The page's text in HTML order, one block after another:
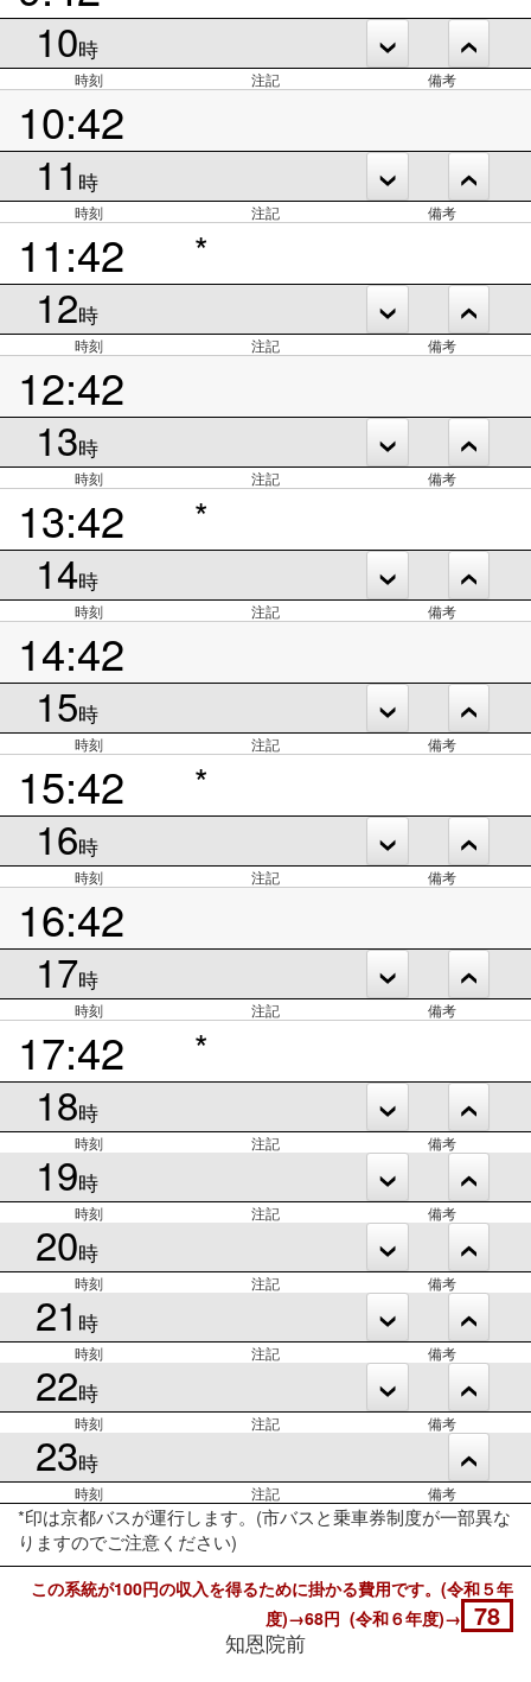
10時
時刻 注記 備考
10:42
11 時
時刻 注記 備考
11:42 *
12時
時刻 注記 備考
12:42
13時
時刻 注記 備考
13:42 *
14時
時刻 注記 備考
14:42
15時
時刻 注記 備考
15:42 *
16時
時刻 注記 備考
16:42
17時
時刻 注記 備考
17:42 *
18時
時刻 注記 備考
19時
時刻 注記 備考
20時
時刻 注記 備考
21 時
時刻 注記 備考
22時
時刻 注記 備考
23時
時刻 注記 備考
*印は京都バスが運行します。(市バスと乗車券制度が一部異な
りますのでご注意ください)
この系統が100円の収入を得るために掛かる費用です。(令和５年
度)→68円 (令和６年度)→ 78
知恩院前